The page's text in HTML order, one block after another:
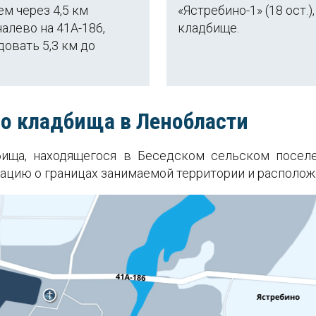
через 4,5 км
на 41А-186,
5,3 км до
«Ястребино-1» (18
кладбище.
кладбища в Ленобласти
находящегося в Беседском сельском
о границах занимаемой территории и